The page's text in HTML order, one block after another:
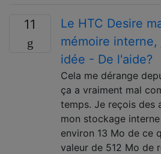
11
Le HTC Desire
mémoire
idée - De l'aide?
Cela me dérange
ça a vraiment mal
temps. Je reçois des
mon stockage
environ 13 Mo de ce
valeur de 512 Mo de